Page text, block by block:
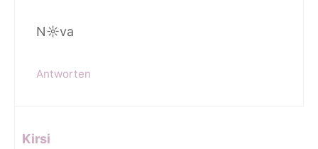
N☼va
Antworten
Kirsi